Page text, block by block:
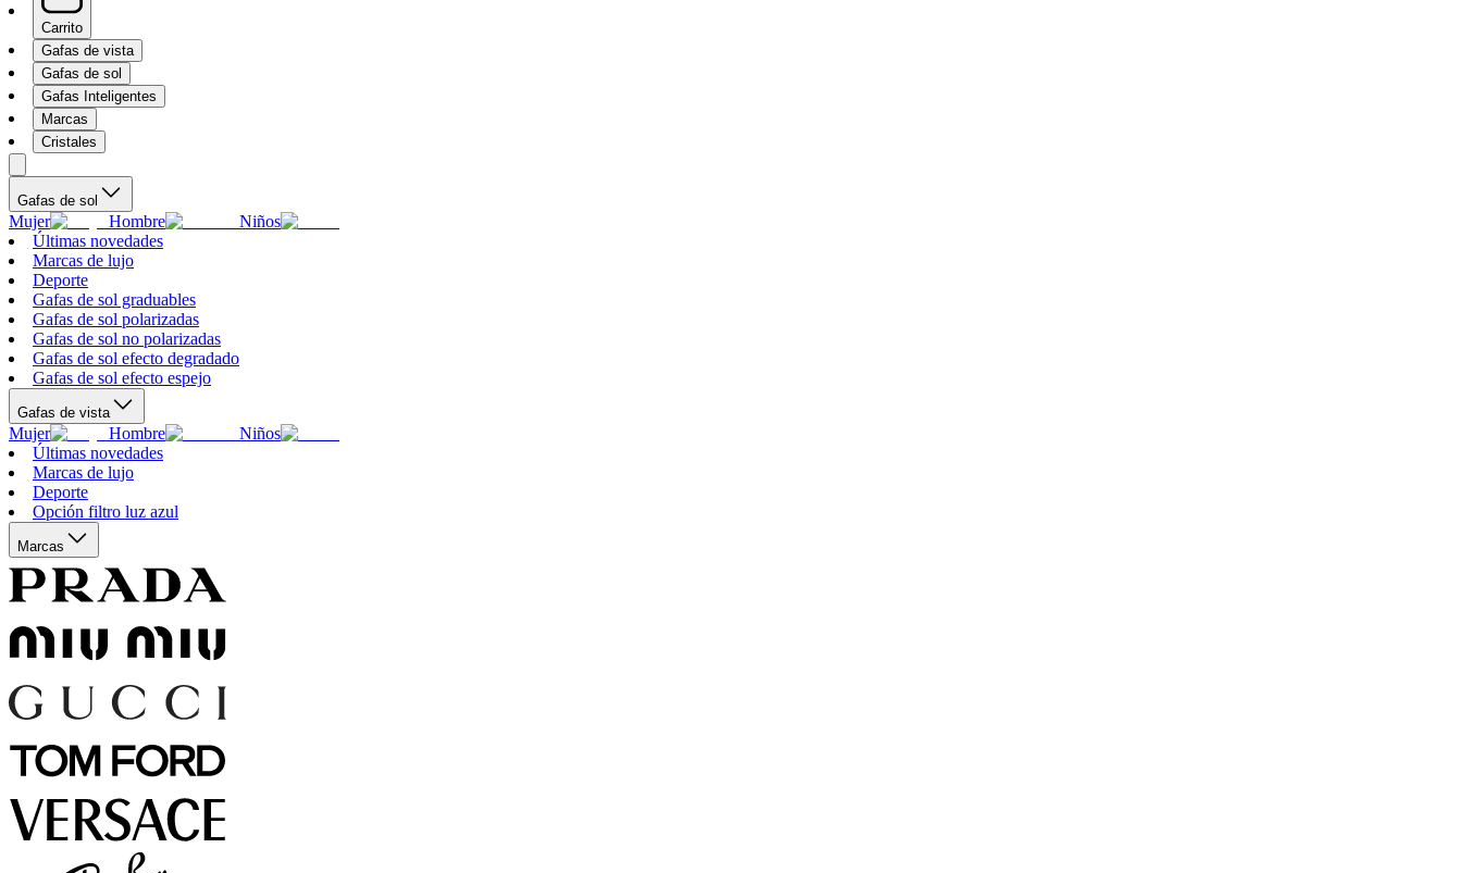
Carrito
Gafas de vista
Gafas de sol
Gafas Inteligentes
Marcas
Cristales
Gafas de sol
Mujer Hombre
Niños
Últimas novedades
Marcas de lujo
Deporte
Gafas de sol graduables
Gafas de sol polarizadas
Gafas de sol no polarizadas
Gafas de sol efecto degradado
Gafas de sol efecto espejo
Gafas de vista
Mujer Hombre
Niños
Últimas novedades
Marcas de lujo
Deporte
Opción filtro luz azul
Marcas